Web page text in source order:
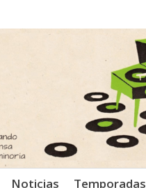
Noticias Temporadas